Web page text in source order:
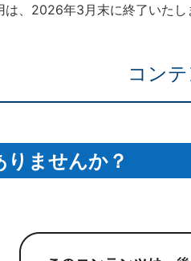
、2026年3月末に終了いたし
コン
ませんか？